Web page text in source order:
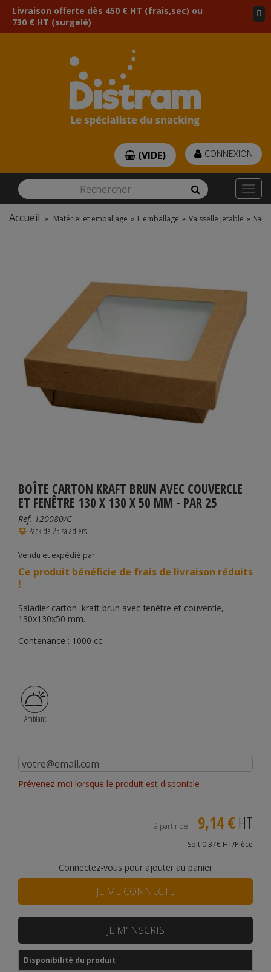
Livraison offerte dès 450 € HT (frais,sec) ou
730 € HT (surgelé)
Rechercher Rechercher
CONNEXION
(VIDE)
Accueil » Matériel et emballage » L'emballage » Vaisselle jetable »
BOÎTE CARTON KRAFT BRUN AVEC COUVERCLE
ET FENÊTRE 130 X 130 X 50 MM - PAR 25
Ref: 120080/C
Pack de 25 saladiers
Vendu et expédié par
Ce produit bénéficie de frais de livraison réduits
!
Saladier carton kraft brun avec fenêtre et couvercle,
130x130x50 mm.
Contenance : 1000 cc
Ambiant
Prévenez-moi lorsque le produit est disponible
à partir de : 9,14 € HT
Soit 0.37€ HT/Pièce
Connectez-vous pour ajouter au panier
JE ME CONNECTE
JE M'INSCRIS
Disponibilité du produit